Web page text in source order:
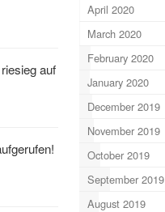
auf
April 2020
March 2020
February 2020
January 2020
December 2019
November 2019
October 2019
September 2019
August 2019